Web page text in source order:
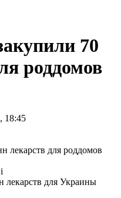
70
роддомов
18:45
для Украины